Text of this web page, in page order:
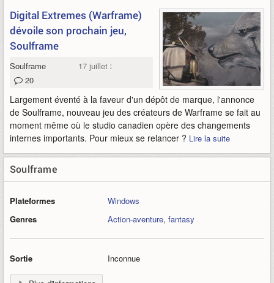
Digital Extremes (Warframe)
dévoile son prochain jeu,
Soulframe
Soulframe
17 juillet 2022
20
Largement éventé à la faveur d'un dépôt de marque, l'annonce
de Soulframe, nouveau jeu des créateurs de Warframe se fait au
moment même où le studio canadien opère des changements
internes importants. Pour mieux se relancer ? Lire la suite
Soulframe
Plateformes
Windows
Genres
Action-aventure, fantasy
Sortie Inconnue